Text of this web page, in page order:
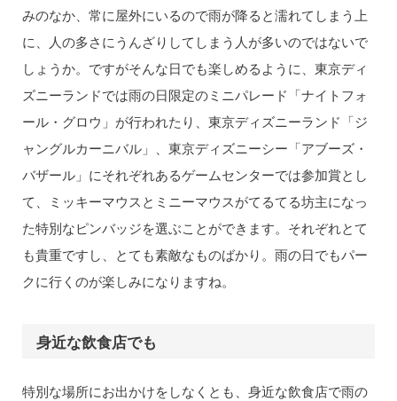
みのなか、常に屋外にいるので雨が降ると濡れてしまう上
に、人の多さにうんざりしてしまう人が多いのではないで
しょうか。ですがそんな日でも楽しめるように、東京ディ
ズニーランドでは雨の日限定のミニパレード「ナイトフォ
ール・グロウ」が行われたり、東京ディズニーランド「ジ
ャングルカーニバル」、東京ディズニーシー「アブーズ・
バザール」にそれぞれあるゲームセンターでは参加賞とし
て、ミッキーマウスとミニーマウスがてるてる坊主になっ
た特別なピンバッジを選ぶことができます。それぞれとて
も貴重ですし、とても素敵なものばかり。雨の日でもパー
クに行くのが楽しみになりますね。
身近な飲食店でも
特別な場所にお出かけをしなくとも、身近な飲食店で雨の